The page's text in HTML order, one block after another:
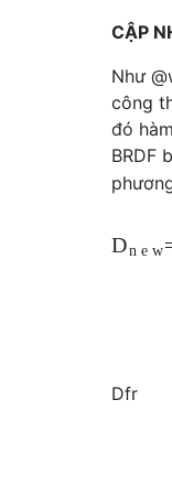
CẬP
Như
công
đó
BRDF
Dnew
Dfr